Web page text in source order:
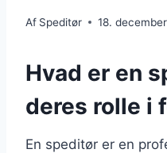
Af Speditør 18.
Hvad er en
deres rolle i
En speditør er en